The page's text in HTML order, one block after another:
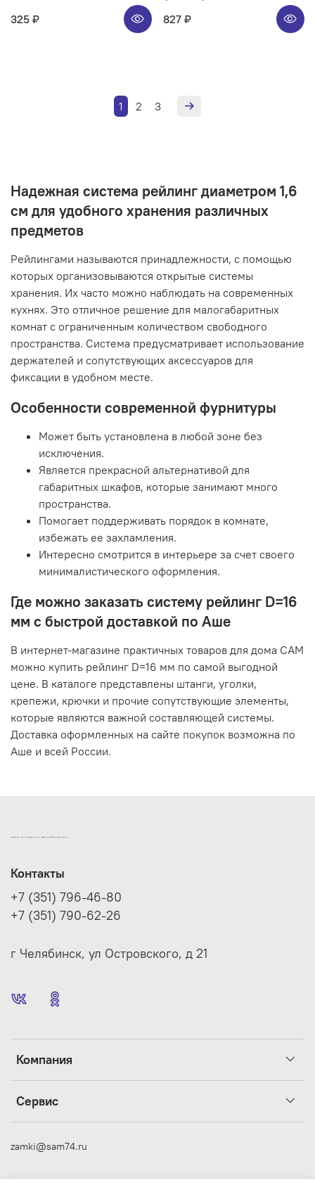
325 ₽
827 ₽
1 2 3
Надежная система рейлинг диаметром 1,6
см для удобного хранения различных
предметов
Рейлингами называются принадлежности, с помощью
которых организовываются открытые системы
хранения. Их часто можно наблюдать на современных
кухнях. Это отличное решение для малогабаритных
комнат с ограниченным количеством свободного
пространства. Система предусматривает использование
держателей и сопутствующих аксессуаров для
фиксации в удобном месте.
Особенности современной фурнитуры
Может быть установлена в любой зоне без
исключения.
Является прекрасной альтернативой для
габаритных шкафов, которые занимают много
пространства.
Помогает поддерживать порядок в комнате,
избежать ее захламления.
Интересно смотрится в интерьере за счет своего
минималистического оформления.
Где можно заказать систему рейлинг D=16
мм с быстрой доставкой по Аше
В интернет-магазине практичных товаров для дома САМ
можно купить рейлинг D=16 мм по самой выгодной
цене. В каталоге представлены штанги, уголки,
крепежи, крючки и прочие сопутствующие элементы,
которые являются важной составляющей системы.
Доставка оформленных на сайте покупок возможна по
Аше и всей России.
Компания
Сервис
Контакты
+7 (351) 796-46-80
+7 (351) 790-62-26
г Челябинск, ул Островского, д 21
zamki@sam74.ru